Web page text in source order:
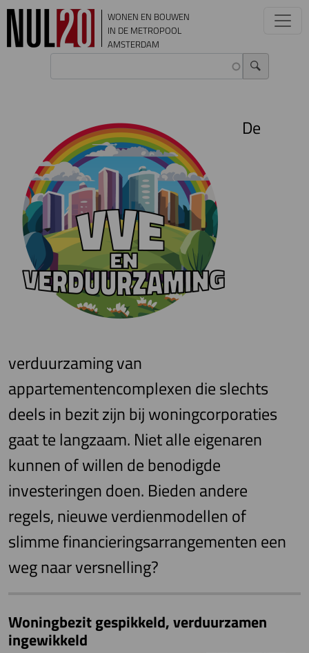
Overslaan en naar de inhoud gaan
WONEN EN BOUWEN
IN DE METROPOOL
AMSTERDAM
De
verduurzaming van
appartementencomplexen die slechts
deels in bezit zijn bij woningcorporaties
gaat te langzaam. Niet alle eigenaren
kunnen of willen de benodigde
investeringen doen. Bieden andere
regels, nieuwe verdienmodellen of
slimme financieringsarrangementen een
weg naar versnelling?
Woningbezit gespikkeld, verduurzamen
ingewikkeld